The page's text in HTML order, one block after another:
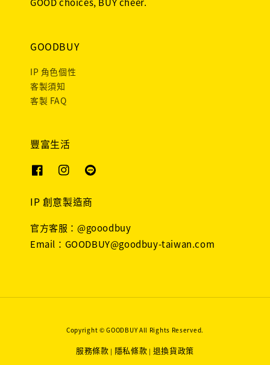
GOODBUY
IP 角色個性
客製須知
客製 FAQ
豐富生活
IP 創意製造商
官方客服：@gooodbuy
Email：GOODBUY@goodbuy-taiwan.com
Copyright © GOODBUY All Rights Reserved.
服務條款 | 隱私條款 | 退換貨政策